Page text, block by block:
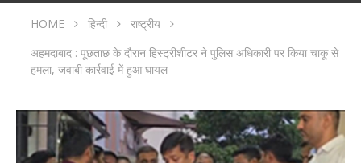
HOME हिन्दी
राष्ट्रीय
अहमदाबाद : पूछताछ के दौरान हिस्ट्रीशीटर ने पुलिस अधिकारी पर किया चाकू से
हमला, जवाबी कार्रवाई में हुआ घायल